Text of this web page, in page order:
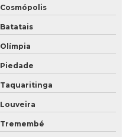
Cosmópolis
Batatais
Olímpia
Piedade
Taquaritinga
Louveira
Tremembé